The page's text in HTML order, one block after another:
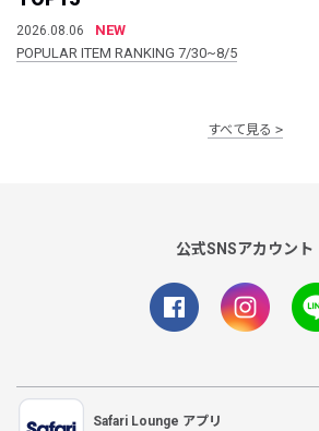
2026.08.06
NEW
POPULAR ITEM RANKING 7/30~8/5
すべて見る
公式SNSアカウント
Safari Lounge アプリ